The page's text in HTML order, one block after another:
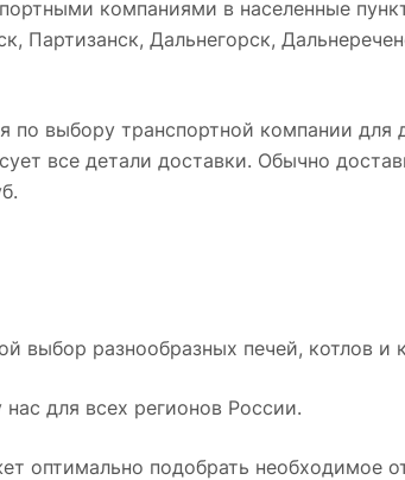
компаниями в населенные
Партизанск, Дальнегорск,
выбору транспортной компании
все детали доставки. Обычно
выбор разнообразных печей, котлов и
для всех регионов России.
оптимально подобрать необходимое